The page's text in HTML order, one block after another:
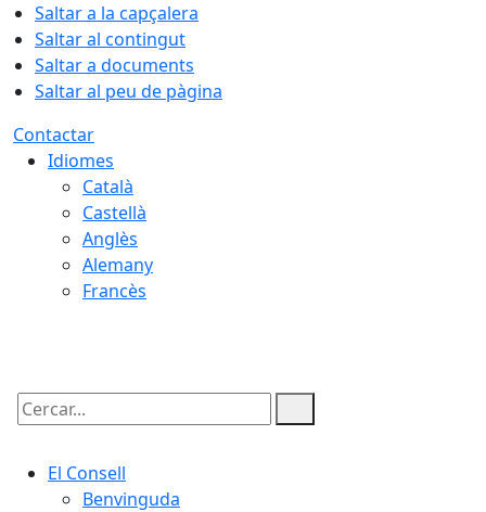
Saltar a la capçalera
Saltar al contingut
Saltar a documents
Saltar al peu de pàgina
Contactar
Idiomes
Català
Castellà
Anglès
Alemany
Francès
Cercar:
El Consell
Benvinguda